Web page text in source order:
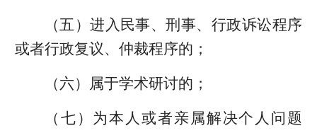
（五）进入民事、刑事、行政诉讼程序
或者行政复议、仲裁程序的；
（六）属于学术研讨的；
（七）为本人或者亲属解决个人问题